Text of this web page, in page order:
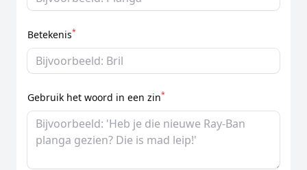
Betekenis*
Gebruik het woord in een zin*